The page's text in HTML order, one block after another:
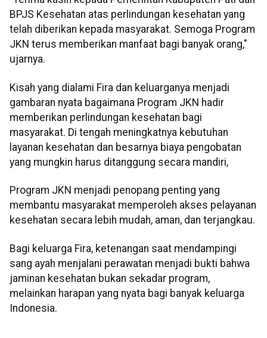
BPJS Kesehatan atas perlindungan kesehatan yang
telah diberikan kepada masyarakat. Semoga Program
JKN terus memberikan manfaat bagi banyak orang,"
ujarnya.
Kisah yang dialami Fira dan keluarganya menjadi
gambaran nyata bagaimana Program JKN hadir
memberikan perlindungan kesehatan bagi
masyarakat. Di tengah meningkatnya kebutuhan
layanan kesehatan dan besarnya biaya pengobatan
yang mungkin harus ditanggung secara mandiri,
Program JKN menjadi penopang penting yang
membantu masyarakat memperoleh akses pelayanan
kesehatan secara lebih mudah, aman, dan terjangkau.
Bagi keluarga Fira, ketenangan saat mendampingi
sang ayah menjalani perawatan menjadi bukti bahwa
jaminan kesehatan bukan sekadar program,
melainkan harapan yang nyata bagi banyak keluarga
Indonesia.